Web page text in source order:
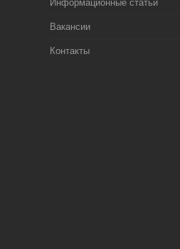
Информационные статьи
Вакансии
Контакты